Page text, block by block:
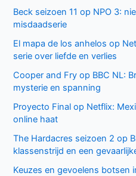
Beck seizoen 11 op NPO 3:
misdaadserie
El mapa de los anhelos op
serie over liefde en verlies
Cooper and Fry op BBC NL:
mysterie en spanning
Proyecto Final op Netflix:
online haat
The Hardacres seizoen 2 op
klassenstrijd en een
Keuzes en gevoelens botsen